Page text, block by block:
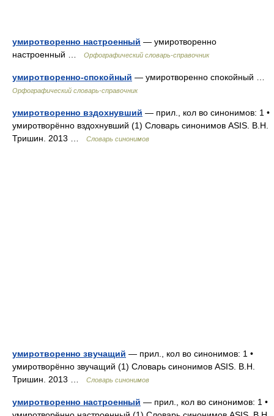
умиротворенно настроенный — умиротворенно
настроенный …
Орфографический словарь-справочник
умиротворенно-спокойный — умиротворенно спокойный …
Орфографический словарь-справочник
умиротворенно вздохнувший — прил., кол во синонимов: 1 •
умиротворённо вздохнувший (1) Словарь синонимов ASIS. В.Н.
Тришин. 2013 …
Словарь синонимов
умиротворенно звучащий — прил., кол во синонимов: 1 •
умиротворённо звучащий (1) Словарь синонимов ASIS. В.Н.
Тришин. 2013 …
Словарь синонимов
умиротворенно настроенный — прил., кол во синонимов: 1 •